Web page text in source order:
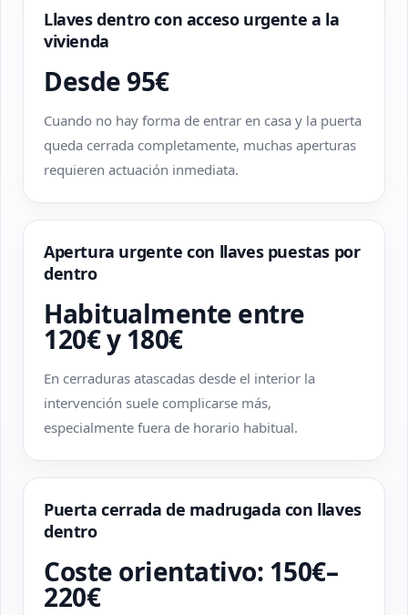
Llaves dentro con acceso urgente a la
vivienda
Desde 95€
Cuando no hay forma de entrar en casa y la puerta
queda cerrada completamente, muchas aperturas
requieren actuación inmediata.
Apertura urgente con llaves puestas por
dentro
Habitualmente entre
120€ y 180€
En cerraduras atascadas desde el interior la
intervención suele complicarse más,
especialmente fuera de horario habitual.
Puerta cerrada de madrugada con llaves
dentro
Coste orientativo: 150€–
220€